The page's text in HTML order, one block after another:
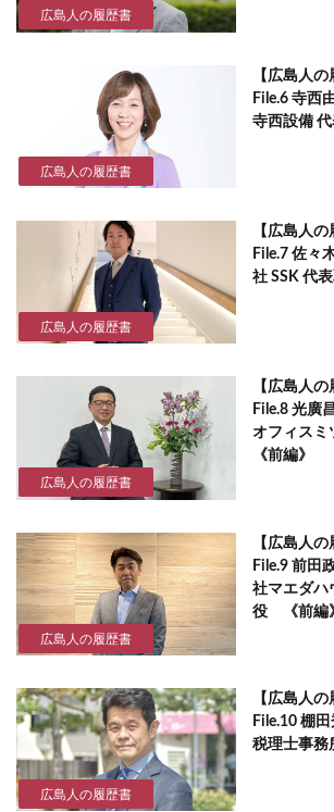
広島人の履歴書
広島人の履歴書
【広島人の
File.6 寺西
寺西設備 代
広島人の履歴書
【広島人の
File.7 佐々
社 SSK 代
広島人の履歴書
【広島人の
File.8 光廣
オフィス
《前編》
広島人の履歴書
【広島人の
File.9 前田
社マエダハ
役 《前編
広島人の履歴書
【広島人の
File.10 棚
税理士事務